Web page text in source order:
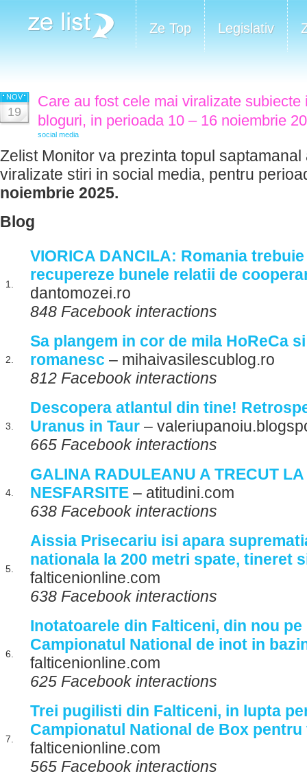
Ze Top Legislativ
NOV
19
Care au fost cele mai viralizate
bloguri, in perioada 10 – 16 noiembrie
social media
Zelist Monitor va prezinta topul saptamanal
viralizate stiri in social media, pentru
noiembrie 2025.
Blog
1.
VIORICA DANCILA: Romania
recupereze bunele relatii de
dantomozei.ro
848 Facebook interactions
2.
Sa plangem in cor de mila HoReCa
romanesc – mihaivasilescublog.ro
812 Facebook interactions
3.
Descopera atlantul din tine!
Uranus in Taur –
665 Facebook interactions
4.
GALINA RADULEANU A TRECUT
NESFARSITE – atitudini.com
638 Facebook interactions
5.
Aissia Prisecariu isi apara
nationala la 200 metri spate, tineret
falticenionline.com
638 Facebook interactions
6.
Inotatoarele din Falticeni, din nou pe
Campionatul National de inot in
falticenionline.com
625 Facebook interactions
7.
Trei pugilisti din Falticeni, in lupta
Campionatul National de Box
falticenionline.com
565 Facebook interactions